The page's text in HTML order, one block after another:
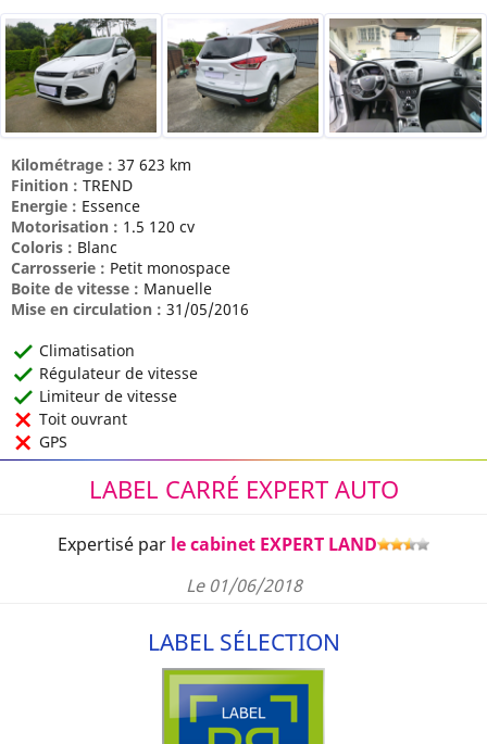
Kilométrage : 37 623 km
Finition : TREND
Energie : Essence
Motorisation : 1.5 120 cv
Coloris : Blanc
Carrosserie : Petit monospace
Boite de vitesse : Manuelle
Mise en circulation : 31/05/2016
Climatisation
Régulateur de vitesse
Limiteur de vitesse
Toit ouvrant
GPS
LABEL CARRÉ EXPERT AUTO
Expertisé par le cabinet EXPERT LAND
Le 01/06/2018
LABEL SÉLECTION